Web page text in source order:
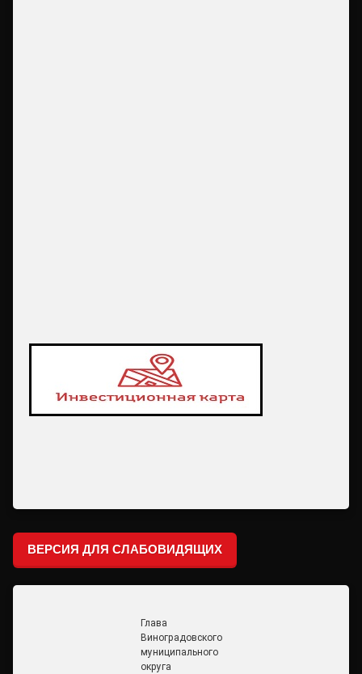
ВЕРСИЯ ДЛЯ СЛАБОВИДЯЩИХ
Глава
Виноградовского
муниципального
округа